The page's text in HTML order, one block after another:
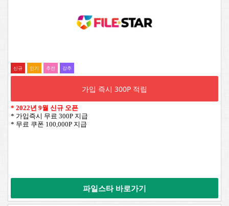
신규 인기 추전 강추
가입 즉시 300P 적립
* 2022년 9월 신규 오픈
* 가입즉시 무료 300P 지급
* 무료 쿠폰 100,000P 지급
파일스타 바로가기